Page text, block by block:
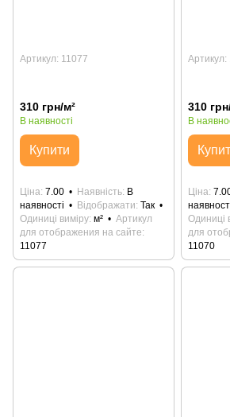
Артикул: 11077
310 грн/м²
В наявності
Купити
Ціна 7.00 Наявність В
наявності
Відображати Так
Одиниці виміру м²
Артикул
для отображения на сайте
11077
Артикул:
310
В
Ціна
Одиниці
для
11070